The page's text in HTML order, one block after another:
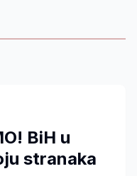
BiH u
stranaka